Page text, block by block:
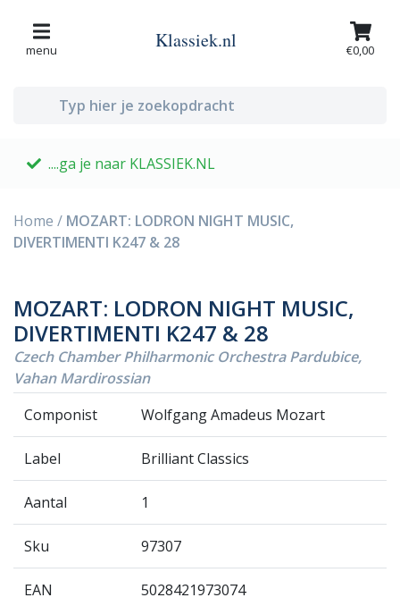
menu Klassiek.nl €0,00
....ga je naar KLASSIEK.NL
Home / MOZART: LODRON NIGHT MUSIC,
DIVERTIMENTI K247 & 28
MOZART: LODRON NIGHT MUSIC,
DIVERTIMENTI K247 & 28
Czech Chamber Philharmonic Orchestra Pardubice,
Vahan Mardirossian
Componist
Wolfgang Amadeus Mozart
Label Brilliant Classics
Aantal 1
Sku 97307
EAN 5028421973074